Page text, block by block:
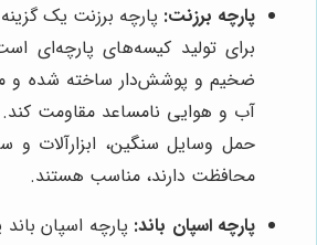
پارچه برزنت: پارچه برزنت یک
برای تولید کیسه‌های پارچه‌ای
ضخیم و پوشش‌دار ساخته شده و
آب و هوایی نامساعد مقاومت کند.
حمل وسایل سنگین، ابزارآلات و
محافظت دارند، مناسب هستند.
پارچه اسپان باند: پارچه اسپان